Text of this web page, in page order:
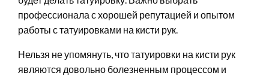
профессионала с хорошей репутацией и опытом
работы с татуировками на кисти рук.
Нельзя не упомянуть, что татуировки на кисти рук
являются довольно болезненным процессом и